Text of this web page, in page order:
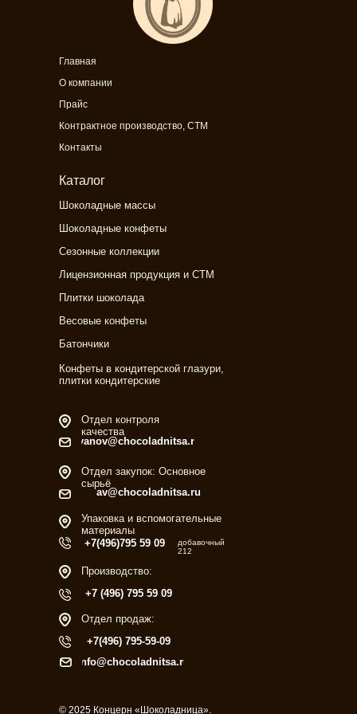
Шоколадные массы
Шоколадные конфеты
Сезонные коллекции
Лицензионная продукция и СТМ
Плитки шоколада
Весовые конфеты
Каталог
Батончики
Конфеты в кондитерской глазури,
плитки кондитерские
Прайс
Контрактное производство, СТМ
Контакты
Главная
О компании
ivanov@chocoladnitsa.ru
Отдел контроля
качества
info@chocoladnitsa.ru
+7(496) 795-59-09
Отдел продаж:
+7 (496) 795 59 09
Производство:
добавочный
212
+7(496)795 59 09
Упаковка и вспомогательные
материалы
av@chocoladnitsa.ru
Отдел закупок: Основное
сырьё
© 2025 Концерн «Шоколадница».